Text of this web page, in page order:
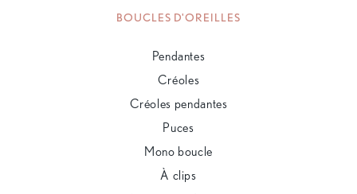
BOUCLES D'OREILLES
Pendantes
Créoles
Créoles pendantes
Puces
Mono boucle
À clips